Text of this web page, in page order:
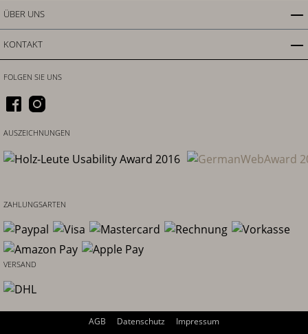
ÜBER UNS
KONTAKT
ZAHLUNGSARTEN
VERSAND
FOLGEN SIE UNS
AUSZEICHNUNGEN
AGB Datenschutz
Impressum